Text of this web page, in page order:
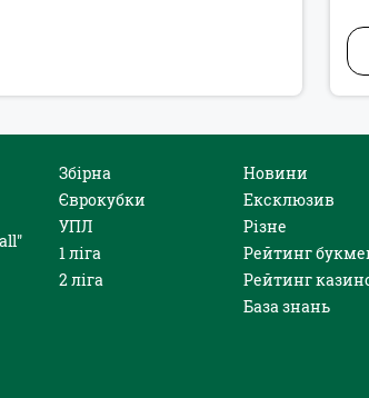
Збірна
Єврокубки
УПЛ
1 ліга
2 ліга
Новини
Ексклюзив
Різне
Рейтинг
Рейтинг
База знань